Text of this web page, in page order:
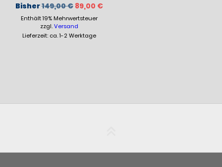
Bisher149,00€ Ursprünglicher
Preis
war:
149,00 €
89,00 €Aktueller
Enthält 19% Mehrwertsteuer
zzgl.Versand
Lieferzeit: ca. 1-2 Werktage